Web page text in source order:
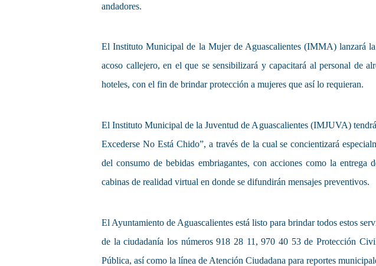
andadores.
El Instituto Municipal de la Mujer de Aguascalientes (IMMA) lanzará la
acoso callejero, en el que se sensibilizará y capacitará al personal de
hoteles, con el fin de brindar protección a mujeres que así lo requieran.
El Instituto Municipal de la Juventud de Aguascalientes (IMJUVA)
Excederse No Está Chido”, a través de la cual se concientizará
del consumo de bebidas embriagantes, con acciones como la
cabinas de realidad virtual en donde se difundirán mensajes preventivos.
El Ayuntamiento de Aguascalientes está listo para brindar todos estos
de la ciudadanía los números 918 28 11, 970 40 53 de Protección
Pública, así como la línea de Atención Ciudadana para reportes